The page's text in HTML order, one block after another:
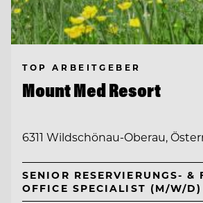
TOP ARBEITGEBER
Mount Med Resort
6311 Wildschönau-Oberau,
SENIOR RESERVIERUNGS- &
OFFICE SPECIALIST (M/W/D)